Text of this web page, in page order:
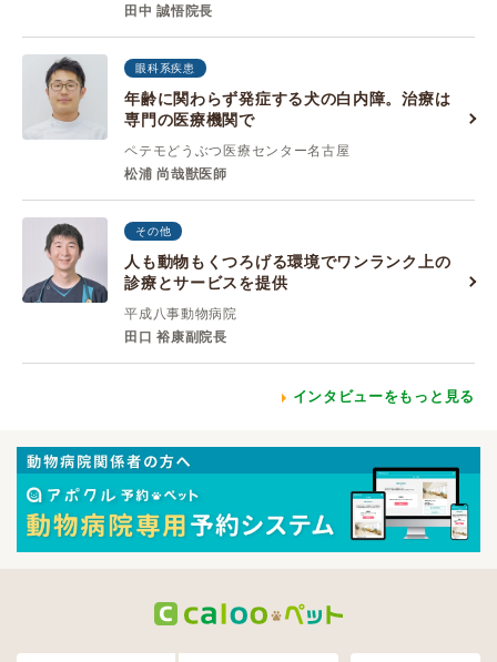
田中 誠悟院長
眼科系疾患
年齢に関わらず発症する犬の白内障。治療は
専門の医療機関で
ペテモどうぶつ医療センター名古屋
松浦 尚哉獣医師
その他
人も動物もくつろげる環境でワンランク上の
診療とサービスを提供
平成八事動物病院
田口 裕康副院長
インタビューをもっと見る